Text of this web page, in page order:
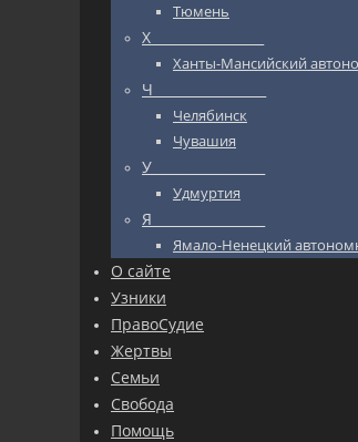
Тюмень
Х_________________
Ханты-Мансийский
Ч_________________
Челябинск
Чувашия
У_________________
Удмуртия
Я_________________
Ямало-Ненецкий
О сайте
Узники
ПравоСудие
Жертвы
Семьи
Свобода
Помощь